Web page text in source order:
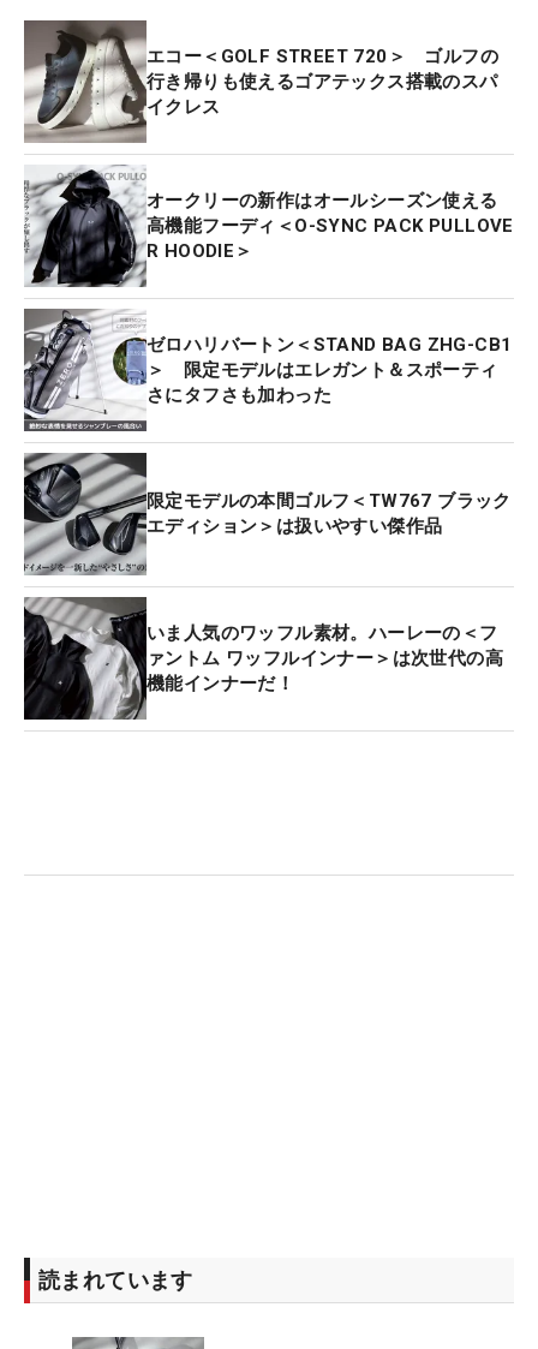
エコー＜GOLF STREET 720＞ ゴルフの
行き帰りも使えるゴアテックス搭載のスパ
イクレス
オークリーの新作はオールシーズン使える
高機能フーディ＜O-SYNC PACK PULLOVE
R HOODIE＞
ゼロハリバートン＜STAND BAG ZHG-CB1
＞ 限定モデルはエレガント＆スポーティ
さにタフさも加わった
限定モデルの本間ゴルフ＜TW767 ブラック
エディション＞は扱いやすい傑作品
いま人気のワッフル素材。ハーレーの＜フ
ァントム ワッフルインナー＞は次世代の高
機能インナーだ！
読まれています